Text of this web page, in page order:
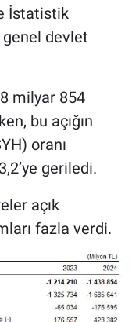
İstatistik
genel devlet
milyar 854
bu açığın
oranı
geriledi.
açık
fazla verdi.